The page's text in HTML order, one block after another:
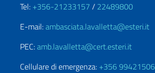
Tel: +356-21233157 / 22489800
E-mail:ambasciata.lavalletta@esteri.it
PEC:amb.lavalletta@cert.esteri.it
Cellulare di emergenza: +356 99421506